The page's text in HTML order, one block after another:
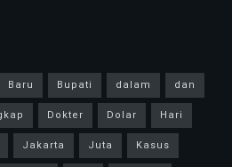
Baru Bupati dalam
dan
Dokter Dolar
Hari
Jakarta Juta
Kasus